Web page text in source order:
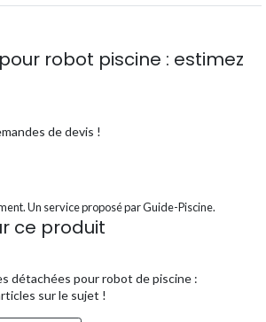
robot piscine : estimez
de devis !
Un service proposé par Guide-Piscine.
ce produit
détachées pour robot de piscine :
sur le sujet !